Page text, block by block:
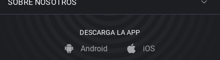
SOBRE NOSOTROS
DESCARGA LA APP
Android iOS